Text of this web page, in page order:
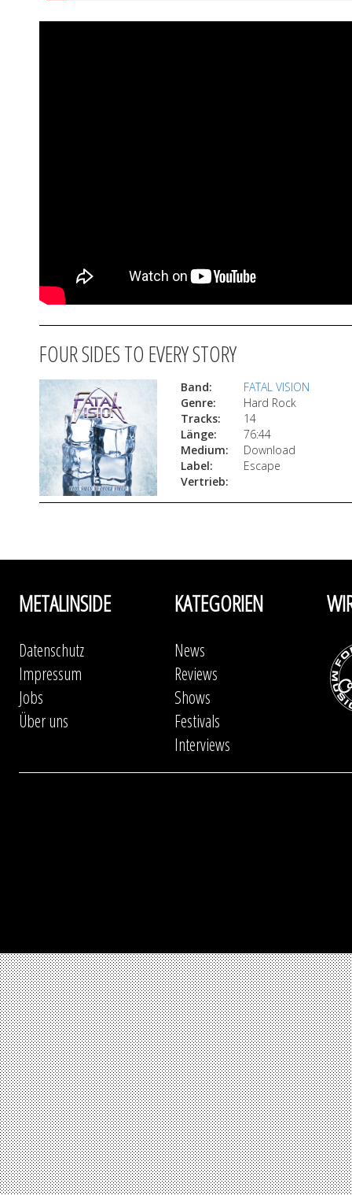
FOUR SIDES TO EVERY STORY
Band:
FATAL VISION
Genre:
Hard Rock
Tracks:
14
Länge:
76:44
Medium:
Download
Label:
Escape
Vertrieb:
METALINSIDE
Datenschutz
Impressum
Jobs
Über uns
KATEGORIEN
News
Reviews
Shows
Festivals
Interviews